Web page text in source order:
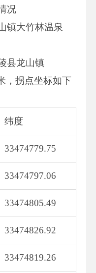
况
镇大竹林温泉
县龙山镇
，拐点坐标如下
纬度
33474779.75
33474797.06
33474805.49
33474826.92
33474819.26